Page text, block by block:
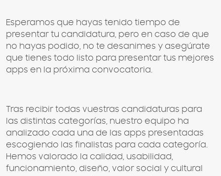
Esperamos que hayas tenido tiempo de
presentar tu candidatura, pero en caso de que
no hayas podido, no te desanimes y asegúrate
que tienes todo listo para presentar tus mejores
apps en la próxima convocatoria.
Tras recibir todas vuestras candidaturas para
las distintas categorías, nuestro equipo ha
analizado cada una de las apps presentadas
escogiendo las finalistas para cada categoría.
Hemos valorado la calidad, usabilidad,
funcionamiento, diseño, valor social y cultural